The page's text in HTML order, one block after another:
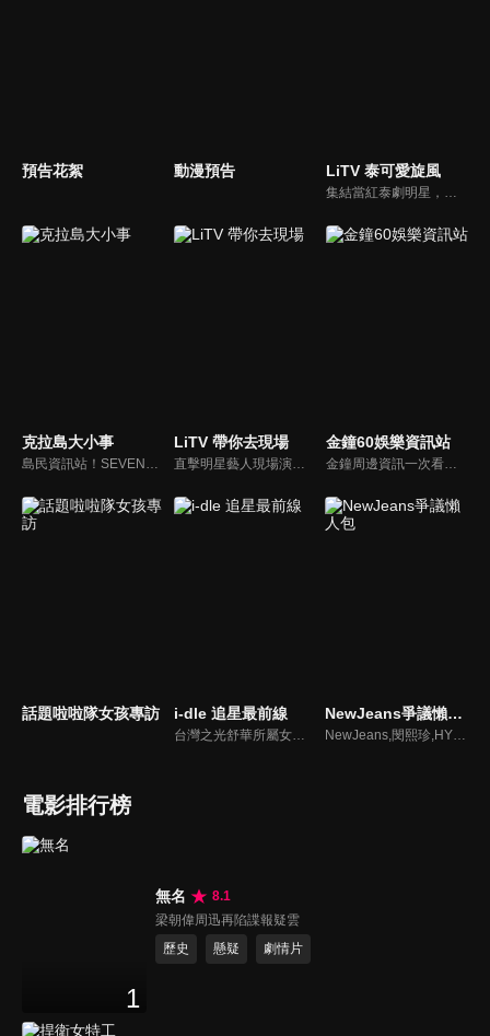
預告花絮 動漫預告 LiTV 泰可愛旋風
集結當紅泰劇明星，獨家揭露他們的幕後小秘密
克拉島大小事
島民資訊站！SEVENTEEN近期資訊報你知
LiTV 帶你去現場
直擊明星藝人現場演出，體驗當下火熱氣氛
金鐘60娛樂資訊站
金鐘周邊資訊一次看，一起預測金鐘得主！
話題啦啦隊女孩專訪 i-dle 追星最前線
台灣之光舒華所屬女團最新消息報你知
NewJeans爭議懶人包
NewJeans,閔熙珍,HYBE爭議懶人包
電影排行榜
1
無名
8.1
梁朝偉周迅再陷諜報疑雲
歷史
懸疑 劇情片